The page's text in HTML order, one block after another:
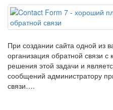
При создании сайта одной из
организация обратной связи
решения этой задачи и
сообщений администратору
связи….